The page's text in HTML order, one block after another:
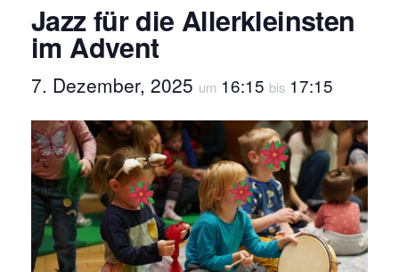
Jazz für die Allerkleinsten
im Advent
7. Dezember, 2025 um 16:15 bis 17:15